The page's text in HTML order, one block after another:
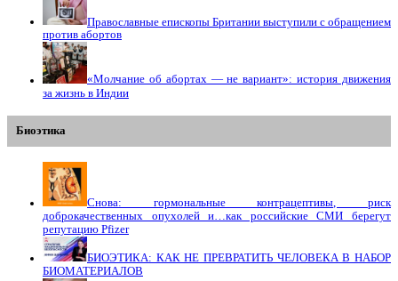
Православные епископы Британии выступили с обращением
против абортов
«Молчание об абортах — не вариант»: история движения
за жизнь в Индии
Биоэтика
Снова: гормональные контрацептивы, риск
доброкачественных опухолей и…как российские СМИ берегут
репутацию Pfizer
БИОЭТИКА: КАК НЕ ПРЕВРАТИТЬ ЧЕЛОВЕКА В НАБОР
БИОМАТЕРИАЛОВ